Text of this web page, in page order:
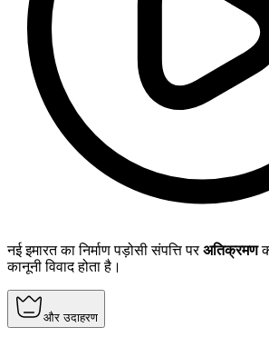
नई इमारत का निर्माण पड़ोसी संपत्ति परअतिक्रमण
कानूनी विवाद होता है।
और उदाहरण